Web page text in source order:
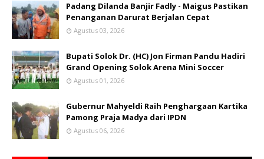
Padang Dilanda Banjir Fadly - Maigus Pastikan
Penanganan Darurat Berjalan Cepat
Agustus 03, 2026
Bupati Solok Dr. (HC) Jon Firman Pandu Hadiri
Grand Opening Solok Arena Mini Soccer
Agustus 01, 2026
Gubernur Mahyeldi Raih Penghargaan Kartika
Pamong Praja Madya dari IPDN
Agustus 06, 2026